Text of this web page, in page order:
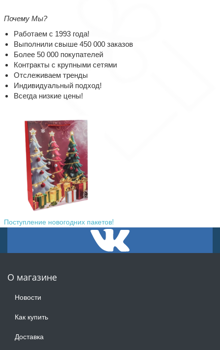
Почему Мы?
Работаем с 1993 года!
Выполнили свыше 450 000 заказов
Более 50 000 покупателей
Контракты с крупными сетями
Отслеживаем тренды
Индивидуальный подход!
Всегда низкие цены!
Поступление новогодних пакетов!
О магазине
Новости
Как купить
Доставка